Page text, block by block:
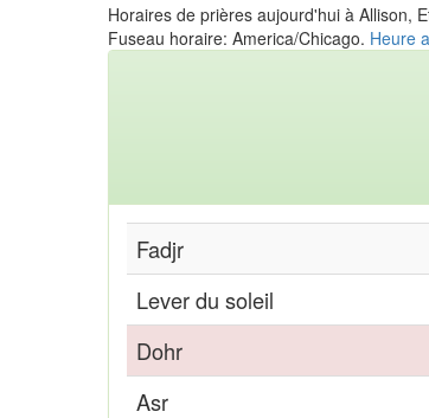
Horaires de prières aujourd'hui à Allison,
Fuseau horaire: America/Chicago. Heure
Fadjr
Lever du soleil
Dohr
Asr